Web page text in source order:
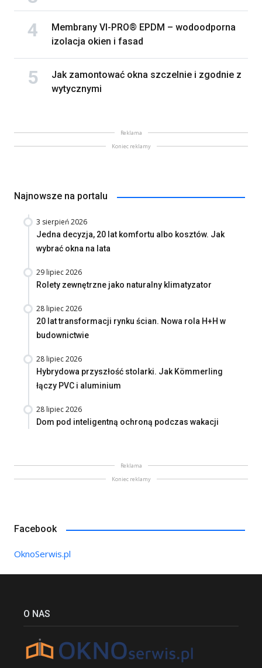
Membrany VI-PRO® EPDM – wodoodporna
izolacja okien i fasad
Jak zamontować okna szczelnie i zgodnie z
wytycznymi
Reklama
Koniec reklamy
Najnowsze na portalu
3 sierpień 2026
Jedna decyzja, 20 lat komfortu albo kosztów. Jak
wybrać okna na lata
29 lipiec 2026
Rolety zewnętrzne jako naturalny klimatyzator
28 lipiec 2026
20 lat transformacji rynku ścian. Nowa rola H+H w
budownictwie
28 lipiec 2026
Hybrydowa przyszłość stolarki. Jak Kömmerling
łączy PVC i aluminium
28 lipiec 2026
Dom pod inteligentną ochroną podczas wakacji
Reklama
Koniec reklamy
Facebook
OknoSerwis.pl
O NAS